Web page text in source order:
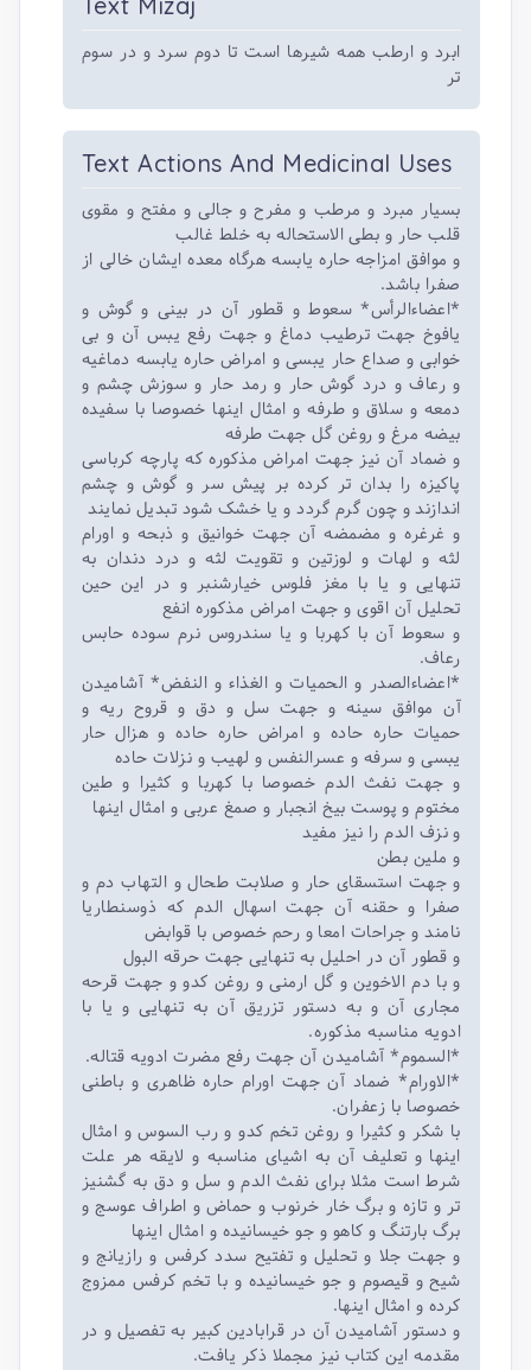
ابرد و ارطب همه شیرها است تا دوم سرد و در سوم
تر
Text Actions And Medicinal Uses
بسیار مبرد و مرطب و مفرح و جالی و مفتح و مقوی
قلب حار و بطی الاستحاله به خلط غالب
و موافق امزاجه حاره یابسه هرگاه معده ایشان خالی از
صفرا باشد.
*اعضاءالرأس* سعوط و قطور آن در بینی و گوش و
یافوخ جهت ترطیب دماغ و جهت رفع یبس آن و بی
خوابی و صداع حار یبسی و امراض حاره یابسه دماغیه
و رعاف و درد گوش حار و رمد حار و سوزش چشم و
دمعه و سلاق و طرفه و امثال اینها خصوصا با سفیده
بیضه مرغ و روغن گل جهت طرفه
و ضماد آن نیز جهت امراض مذکوره که پارچه کرباسی
پاکیزه را بدان تر کرده بر پیش سر و گوش و چشم
اندازند و چون گرم گردد و یا خشک شود تبدیل نمایند
و غرغره و مضمضه آن جهت خوانیق و ذبحه و اورام
لثه و لهات و لوزتین و تقویت لثه و درد دندان به
تنهایی و یا با مغز فلوس خیارشنبر و در این حین
تحلیل آن اقوی و جهت امراض مذکوره انفع
و سعوط آن با کهربا و یا سندروس نرم سوده حابس
رعاف.
*اعضاءالصدر و الحمیات و الغذاء و النفض* آشامیدن
آن موافق سینه و جهت سل و دق و قروح ریه و
حمیات حاره حاده و امراض حاره حاده و هزال حار
یبسی و سرفه و عسرالنفس و لهیب و نزلات حاده
و جهت نفث الدم خصوصا با کهربا و کثیرا و طین
مختوم و پوست بیخ انجبار و صمغ عربی و امثال اینها
و نزف الدم را نیز مفید
و ملین بطن
و جهت استسقای حار و صلابت طحال و التهاب دم و
صفرا و حقنه آن جهت اسهال الدم که ذوسنطاریا
نامند و جراحات امعا و رحم خصوص با قوابض
و قطور آن در احلیل به تنهایی جهت حرقه البول
و با دم الاخوین و گل ارمنی و روغن کدو و جهت قرحه
مجاری آن و به دستور تزریق آن به تنهایی و یا با
ادویه مناسبه مذکوره.
*السموم* آشامیدن آن جهت رفع مضرت ادویه قتاله.
*الاورام* ضماد آن جهت اورام حاره ظاهری و باطنی
خصوصا با زعفران.
با شکر و کثیرا و روغن تخم کدو و رب السوس و امثال
اینها و تعلیف آن به اشیای مناسبه و لایقه هر علت
شرط است مثلا برای نفث الدم و سل و دق به گشنیز‌
تر و تازه و برگ خار خرنوب و حماض و اطراف عوسج و
برگ بارتنگ و کاهو و جو خیسانیده و امثال اینها
و جهت جلا و تحلیل و تفتیح سدد کرفس و رازیانج و
شیح و قیصوم و جو خیسانیده و با تخم کرفس ممزوج
کرده و امثال اینها.
و دستور آشامیدن آن در قرابادین کبیر به تفصیل و در
مقدمه این کتاب نیز مجملا ذکر یافت.